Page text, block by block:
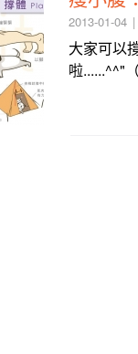
2013-01-04
大家可以
啦......^^"